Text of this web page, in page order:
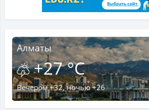
Алматы
+27 °C
Вечером +32, ночью +26